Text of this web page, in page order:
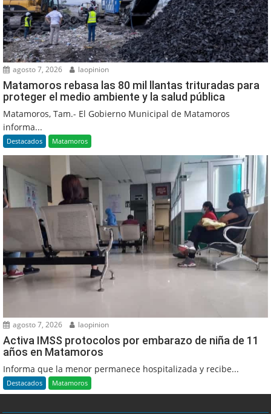
agosto 7, 2026 laopinion
Matamoros rebasa las 80 mil llantas trituradas para
proteger el medio ambiente y la salud pública
Matamoros, Tam.- El Gobierno Municipal de Matamoros
informa...
Destacados Matamoros
agosto 7, 2026 laopinion
Activa IMSS protocolos por embarazo de niña de 11
años en Matamoros
Informa que la menor permanece hospitalizada y recibe...
Destacados Matamoros